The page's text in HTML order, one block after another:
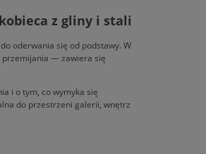
kobieca z gliny i stali
oderwania się od podstawy. W
przemijania — zawiera się
i o tym, co wymyka się
do przestrzeni galerii, wnętrz